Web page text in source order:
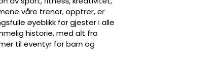
våre trener, opptrer, er
øyeblikk for gjester i alle
historie, med alt fra
til eventyr for barn og